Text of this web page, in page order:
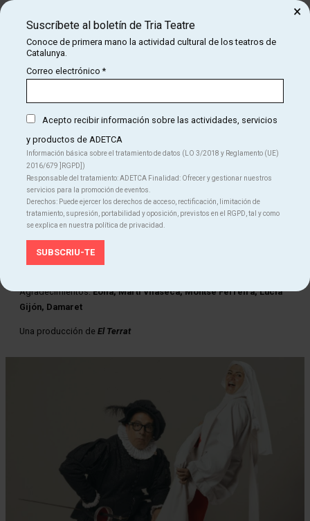
Coordinación de espacio escénico y escenografía:
Diseño de vestuario:
Vestuario:Época
Ayudantía de regiduría:Eli Caballé
Construcción decorados: Taller Jorba Miró
Atrezzo:Rosa Domingo
Diseño gráfico: Pep Cerdà / Dani Borrón
Producción ejecutiva:Mercè Puy
Producción:Rosa Domingo
Comunicación:Gemma Saperas
Agradecimientos:Eòlia, Martí Vilaseca, Montse Ferreira, Lucía
Gijón, Damaret
Una producción de El Terrat
Suscríbete al boletín de Tria Teatre
Conoce de primera mano la actividad cultural de los teatros de
Catalunya.
Correo electrónico*
Acepto recibir información sobre las actividades, servicios
y productos de ADETCA
Información básica sobre el tratamiento de datos (LO 3/2018 y Reglamento (UE)
2016/679 ]RGPD])
Responsable del tratamiento: ADETCA Finalidad: Ofrecer y gestionar nuestros
servicios para la promoción de eventos.
Derechos: Puede ejercer los derechos de acceso, rectificación, limitación de
tratamiento, supresión, portabilidad y oposición, previstos en el RGPD, tal y como
se explica en nuestra política de privacidad.
×